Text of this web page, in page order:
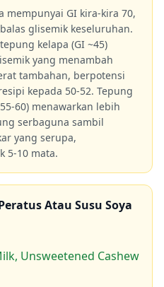
mempunyai GI kira-kira 70,
glisemik keseluruhan.
kelapa (GI ~45)
yang menambah
tambahan, berpotensi
kepada 50-52. Tepung
60) menawarkan lebih
serbaguna sambil
yang serupa,
5-10 mata.
Atau Susu Soya
Unsweetened Cashew